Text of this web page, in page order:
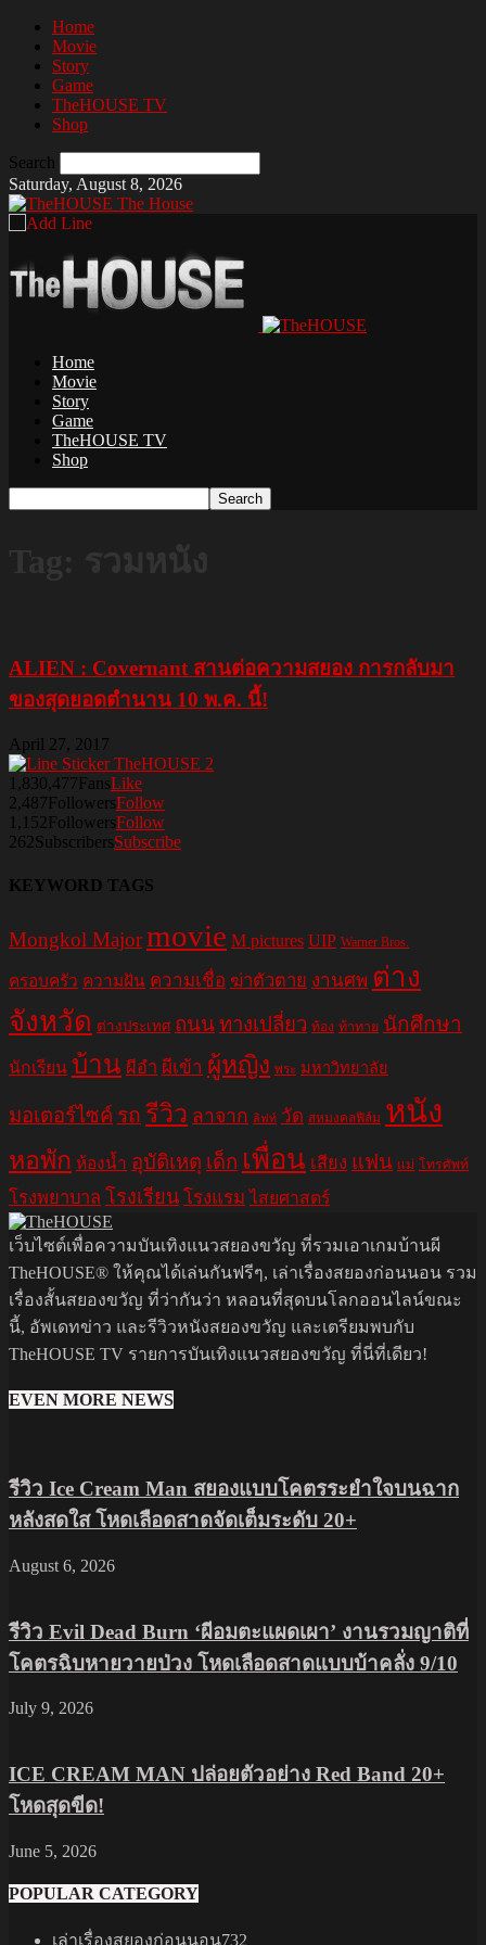
Home
Movie
Story
Game
TheHOUSE TV
Shop
Search
Saturday, August 8, 2026
The House
Home
Movie
Story
Game
TheHOUSE TV
Shop
ALIEN : Covernant สานต่อความสยอง การกลับมา
ของสุดยอดตำนาน 10 พ.ค. นี้!
April 27, 2017
1,830,477FansLike
2,487FollowersFollow
1,152FollowersFollow
262SubscribersSubscribe
KEYWORD TAGS
Mongkol Majormovie M pictures UIP Warner Bros.
ครอบครัว ความฝัน ความเชื่อ ฆ่าตัวตาย งานศพ ต่าง
จังหวัด ต่างประเทศ ถนนทางเปลี่ยว ท้อง ท้าทาย นักศึกษา
นักเรียน บ้าน ผีอำ ผีเข้า ผู้หญิง พระ มหาวิทยาลัย
มอเตอร์ไซค์ รถ รีวิว ลาจาก ลิฟท์ วัด สหมงคลฟิล์ม หนัง
หอพัก ห้องน้ำ อุบัติเหตุ เด็ก เพื่อน เสียง แฟน แม่ โทรศัพท์
โรงพยาบาล โรงเรียน โรงแรม ไสยศาสตร์
เว็บไซต์เพื่อความบันเทิงแนวสยองขวัญ ที่รวมเอาเกมบ้านผี
TheHOUSE® ให้คุณได้เล่นกันฟรีๆ, เล่าเรื่องสยองก่อนนอน รวม
เรื่องสั้นสยองขวัญ ที่ว่ากันว่า หลอนที่สุดบนโลกออนไลน์ขณะ
นี้, อัพเดทข่าว และรีวิวหนังสยองขวัญ และเตรียมพบกับ
TheHOUSE TV รายการบันเทิงแนวสยองขวัญ ที่นี่ที่เดียว!
EVEN MORE NEWS
รีวิว Ice Cream Man สยองแบบโคตรระยำใจบนฉาก
หลังสดใส โหดเลือดสาดจัดเต็มระดับ 20+
August 6, 2026
รีวิว Evil Dead Burn ‘ผีอมตะแผดเผา’ งานรวมญาติที่
โคตรฉิบหายวายป่วง โหดเลือดสาดแบบบ้าคลั่ง 9/10
July 9, 2026
ICE CREAM MAN ปล่อยตัวอย่าง Red Band 20+
โหดสุดขีด!
June 5, 2026
POPULAR CATEGORY
เล่าเรื่องสยองก่อนนอน732